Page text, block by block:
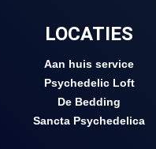
LOCATIES
Aan huis service
Psychedelic Loft
De Bedding
Sancta Psychedelica